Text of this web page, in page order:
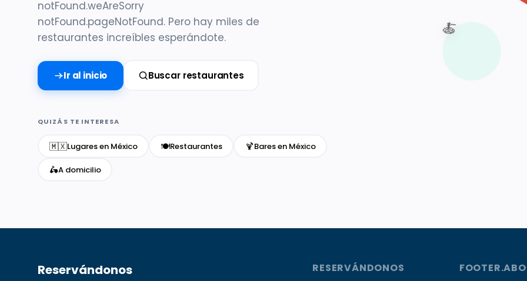
notFound.weAreSorry
notFound.pageNotFound. Pero hay miles de
restaurantes increíbles esperándote.
Ir al inicio Buscar restaurantes
QUIZÁS TE INTERESA
🇲🇽Lugares en México 🍽️Restaurantes 🍹Bares en México
🛵A domicilio
🍝
Reservándonos RESERVÁNDONOS